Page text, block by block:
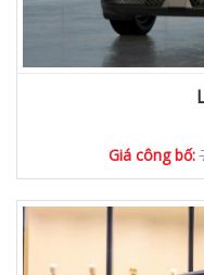
Giá công bố: